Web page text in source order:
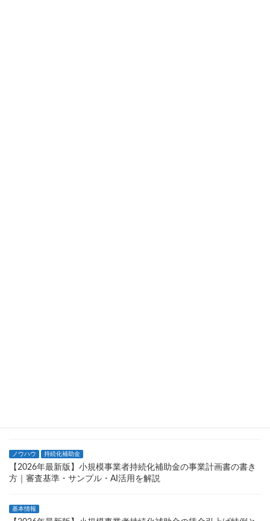
ノウハウ 持続化補助金
【2026年最新版】小規模事業者持続化補助金の事業計画書の書き
方｜審査基準・サンプル・AI活用を解説
基本情報